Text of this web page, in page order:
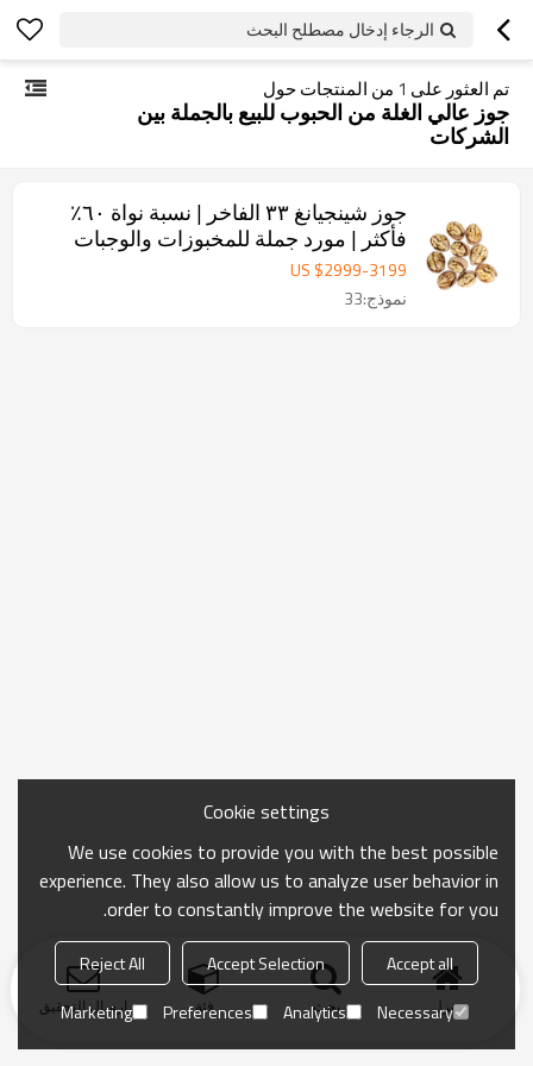
الرجاء إدخال مصطلح البحث
تم العثور على 1 من المنتجات حول
جوز عالي الغلة من الحبوب للبيع بالجملة بين
الشركات
جوز شينجيانغ ٣٣ الفاخر | نسبة نواة ٦٠٪
فأكثر | مورد جملة للمخبوزات والوجبات
الخفيفة
US $2999-3199
نموذج:33
منزل بحث فئة ارسال التحقيق
Cookie settings
We use cookies to provide you with the best possible
experience. They also allow us to analyze user behavior in
order to constantly improve the website for you.
Accept all
Accept Selection
Reject All
Necessary
Analytics
Preferences
Marketing